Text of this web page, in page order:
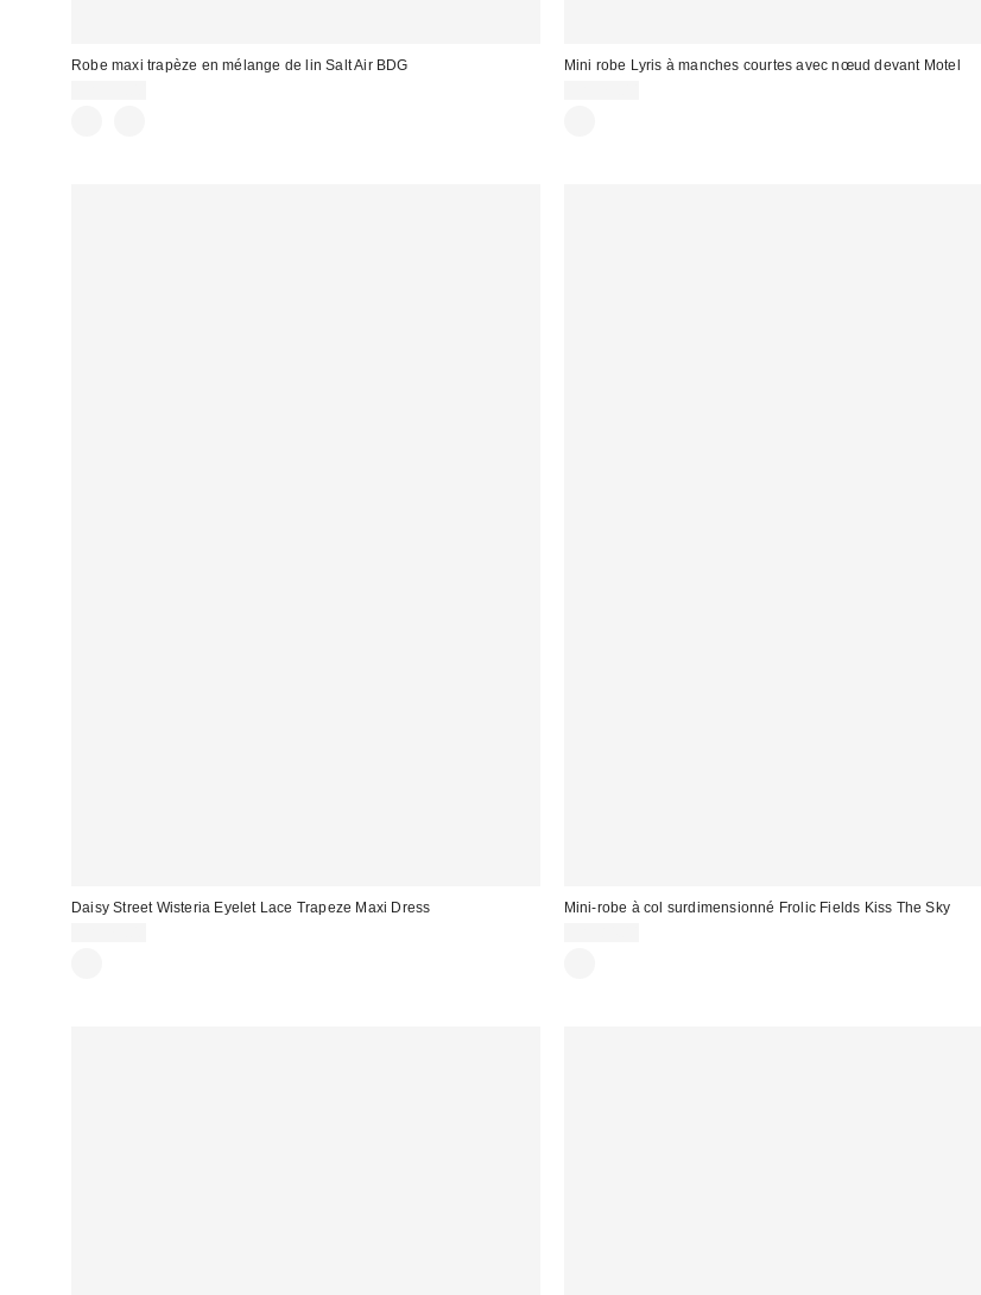
Robe maxi trapèze en mélange de lin Salt Air BDG
Mini robe Lyris à manches courtes avec nœud devant Motel
Daisy Street Wisteria Eyelet Lace Trapeze Maxi Dress
Mini-robe à col surdimensionné Frolic Fields Kiss The Sky